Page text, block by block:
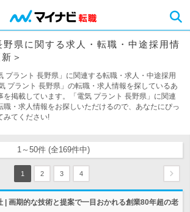
県に関する求人・転職・中途採用情
＞
プラント 長野県」に関連する転職・求人・中途採用
プラント 長野県」の転職・求人情報を探しているあ
を掲載しています。「電気 プラント 長野県」に関連
職・求人情報をお探しいただけるので、あなたにぴっ
みてください!
1～50件 (全169件中)
1 2 3 4
| 画期的な技術と提案で一目おかれる創業80年超の老